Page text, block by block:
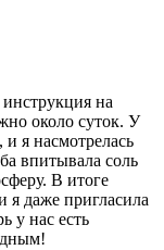
на
около суток. У
я насмотрелась
впитывала соль
В итоге
я даже пригласила
у нас есть